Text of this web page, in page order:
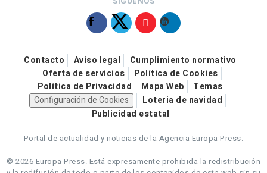
Contacto Aviso legal
Cumplimiento normativo
Oferta de servicios
Política de Cookies
Política de Privacidad
Mapa Web
Temas
Configuración de Cookies
Loteria de navidad
Publicidad estatal
Portal de actualidad y noticias de la Agencia Europa Press.
© 2026 Europa Press. Está expresamente prohibida la redistribución